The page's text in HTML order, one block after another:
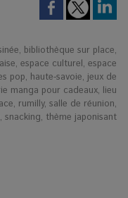
, bibliothèque sur place,
, espace culturel, espace
pop, haute-savoie, jeux de
manga pour cadeaux, lieu
, rumilly, salle de réunion,
, snacking, thème japonisant